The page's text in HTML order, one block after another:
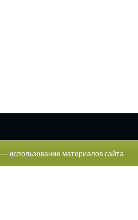
— использование материалов сайта